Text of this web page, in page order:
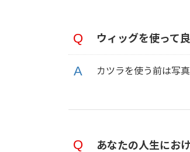
ウィッグを使って
カツラを使う前は写
あなたの人生にお